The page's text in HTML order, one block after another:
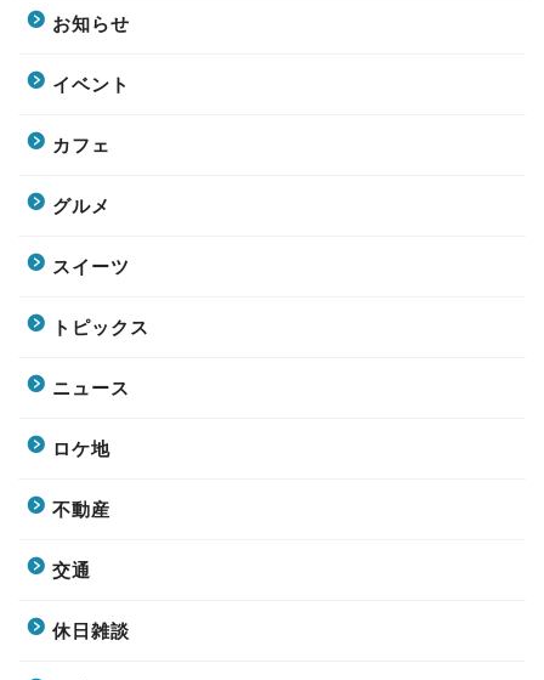
お知らせ
イベント
カフェ
グルメ
スイーツ
トピックス
ニュース
ロケ地
不動産
交通
休日雑談